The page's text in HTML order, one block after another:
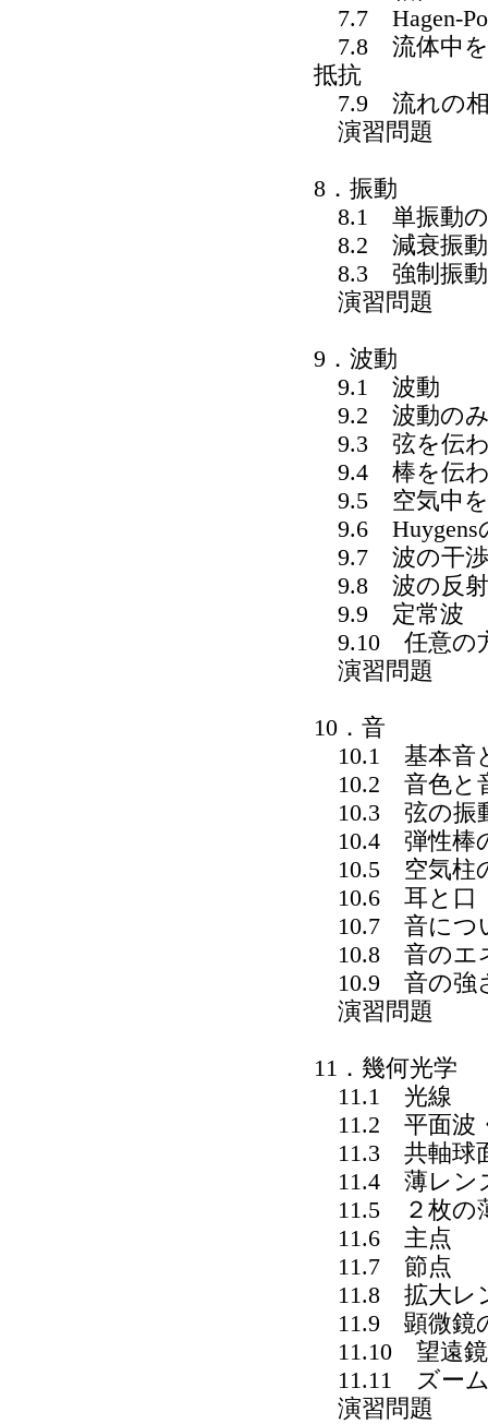
7.7 Hagen-
7.8 流体中を
抵抗
7.9 流れの
演習問題
8．振動
8.1 単振動の
8.2 減衰振動
8.3 強制振動
演習問題
9．波動
9.1 波動
9.2 波動のみ
9.3 弦を伝わ
9.4 棒を伝わ
9.5 空気中を
9.6 Huygens
9.7 波の干渉
9.8 波の反射
9.9 定常波
9.10 任意の
演習問題
10．音
10.1 基本音
10.2 音色と
10.3 弦の振
10.4 弾性棒
10.5 空気柱
10.6 耳と口
10.7 音につ
10.8 音のエ
10.9 音の強
演習問題
11．幾何光学
11.1 光線
11.2 平面波
11.3 共軸球
11.4 薄レン
11.5 ２枚の
11.6 主点
11.7 節点
11.8 拡大レ
11.9 顕微鏡
11.10 望遠鏡
11.11 ズー
演習問題